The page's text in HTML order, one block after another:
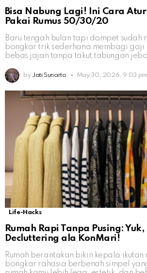
Bisa Nabung Lagi! Ini Cara
Pakai Rumus 50/30/20
Baru tengah bulan tapi dompet sudah
bongkar trik sederhana membagi gaji
bebas jajan tanpa takut tabungan jebol
by Jati Sunarto May 30, 2026, 9:03 pm
Life-Hacks
Rumah Rapi Tanpa Pusing:
Decluttering ala KonMari!
Rumah berantakan bikin kepala ikutan
bongkar rahasia berbenah simpel